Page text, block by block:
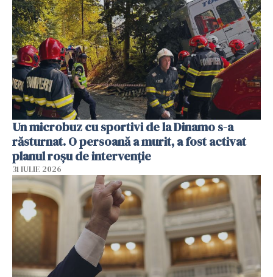
Un microbuz cu sportivi de la Dinamo s-a
răsturnat. O persoană a murit, a fost activat
planul roșu de intervenție
31 IULIE 2026